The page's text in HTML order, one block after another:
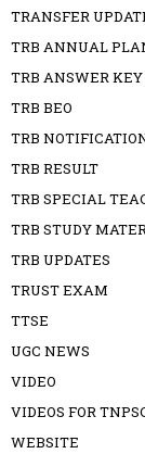
TRANSFER
TRB ANNUAL
TRB ANSWER KEY
TRB BEO
TRB
TRB RESULT
TRB SPECIAL
TRB STUDY
TRB UPDATES
TRUST EXAM
TTSE
UGC NEWS
VIDEO
VIDEOS FOR
WEBSITE